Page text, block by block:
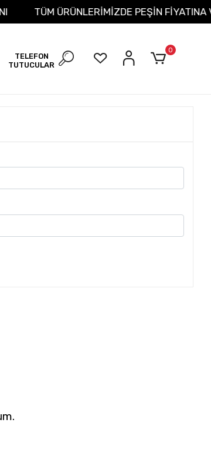
TÜM ÜRÜNLERİMİZDE PEŞİN
TELEFON
TUTUCULAR
0